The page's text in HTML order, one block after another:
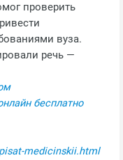
проверить
вуза.
речь —
бесплатно
medicinskii.html